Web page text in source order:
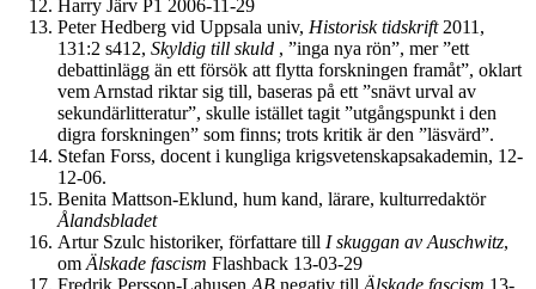
Harry Järv P1 2006-11-29
Peter Hedberg vid Uppsala univ, Historisktidskrift2011,
131:2 s412, Skyldig till skuld , ”inga nya rön”, mer ”ett
debattinlägg än ett försök att flytta forskningen framåt”, oklart
vem Arnstad riktar sig till, baseras på ett ”snävt urval av
sekundärlitteratur”, skulle istället tagit ”utgångspunkt i den
digra forskningen” som finns; trots kritik är den ”läsvärd”.
Stefan Forss, docent i kungliga krigsvetenskapsakademin, 12-
12-06.
Benita Mattson-Eklund, hum kand, lärare, kulturredaktör
Ålandsbladet
Artur Szulc historiker, författare till I skuggan av Auschwitz,
om Älskade fascism Flashback 13-03-29
Fredrik Persson-Lahusen AB negativ till Älskade fascism 13-